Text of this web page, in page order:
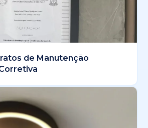
de Manutenção